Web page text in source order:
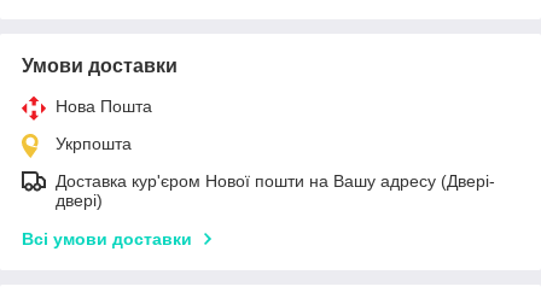
Умови доставки
Нова Пошта
Укрпошта
Доставка кур'єром Нової пошти на Вашу адресу (Двері-
двері)
Всі умови доставки